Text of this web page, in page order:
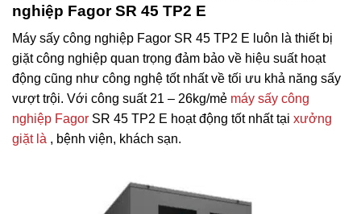
nghiệp Fagor SR 45 TP2 E
Máy sấy công nghiệp Fagor SR 45 TP2 E luôn là thiết bị
giặt công nghiệp quan trọng đảm bảo về hiệu suất hoạt
động cũng như công nghệ tốt nhất về tối ưu khả năng sấy
vượt trội. Với công suất 21 – 26kg/mẻ máy sấy công
nghiệp Fagor SR 45 TP2 E hoạt động tốt nhất tại xưởng
giặt là , bệnh viện, khách sạn.